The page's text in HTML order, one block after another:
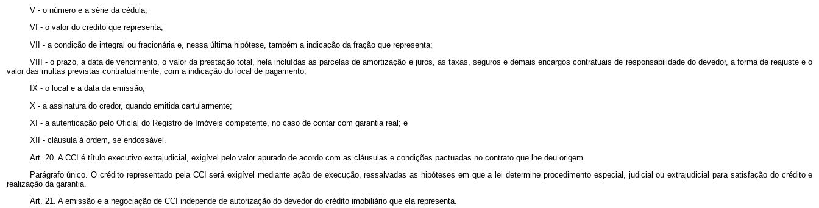
V - o número e a série da cédula;
VI - o valor do crédito que representa;
VII - a condição de integral ou fracionária e, nessa última hipótese, também a indicação da fração que representa;
VIII - o prazo, a data de vencimento, o valor da prestação total, nela incluídas as parcelas de amortização e juros, as taxas, seguros e demais encargos contratuais de responsabilidade do devedor, a forma de reajuste e o
valor das multas previstas contratualmente, com a indicação do local de pagamento;
IX - o local e a data da emissão;
X - a assinatura do credor, quando emitida cartularmente;
XI - a autenticação pelo Oficial do Registro de Imóveis competente, no caso de contar com garantia real; e
XII - cláusula à ordem, se endossável.
Art. 20. A CCI é título executivo extrajudicial, exigível pelo valor apurado de acordo com as cláusulas e condições pactuadas no contrato que lhe deu origem.
Parágrafo único. O crédito representado pela CCI será exigível mediante ação de execução, ressalvadas as hipóteses em que a lei determine procedimento especial, judicial ou extrajudicial para satisfação do crédito e
realização da garantia.
Art. 21. A emissão e a negociação de CCI independe de autorização do devedor do crédito imobiliário que ela representa.